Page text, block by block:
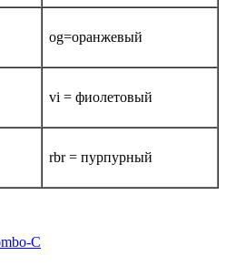
og=оранжевый
vi = фиолетовый
rbr = пурпурный
С